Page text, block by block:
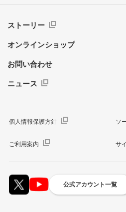
ストーリー
オンラインショップ
お問い合わせ
ニュース
個人情報保護方針 ソ
ご利用案内 サ
公式アカウント一覧